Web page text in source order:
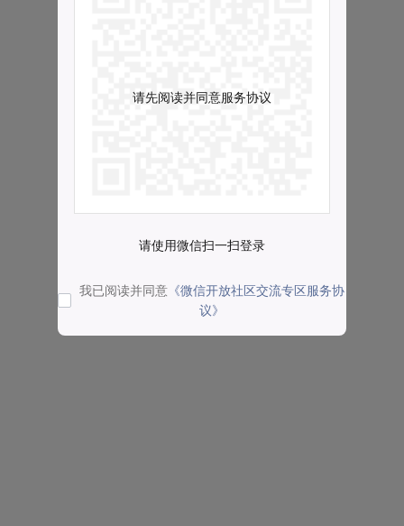
请先阅读并同意服务协议
请使用微信扫一扫登录
我已阅读并同意 《微信开放社区交流专区服务协
议》